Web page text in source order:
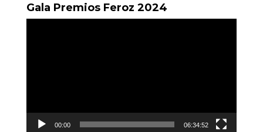
Gala Premios Feroz 2024
00:00 06:34:52